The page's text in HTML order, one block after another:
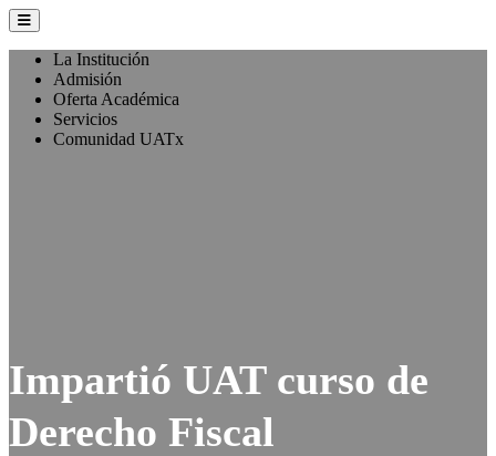
La Institución
Admisión
Oferta Académica
Servicios
Comunidad UATx
Impartió UAT curso de
Derecho Fiscal